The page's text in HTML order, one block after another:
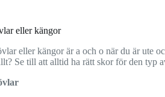
eller kängor
eller kängor är a och o när du är ute
Se till att alltid ha rätt skor för den typ